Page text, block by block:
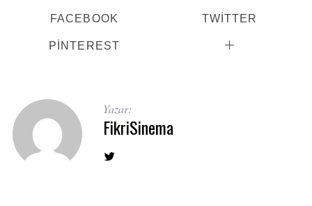
FACEBOOK TWITTER
PINTEREST
Yazar:
FikriSinema